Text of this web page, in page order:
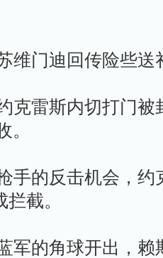
门迪回传险些送
雷斯内切打门被
。
的反击机会，约
截。
的角球开出，赖